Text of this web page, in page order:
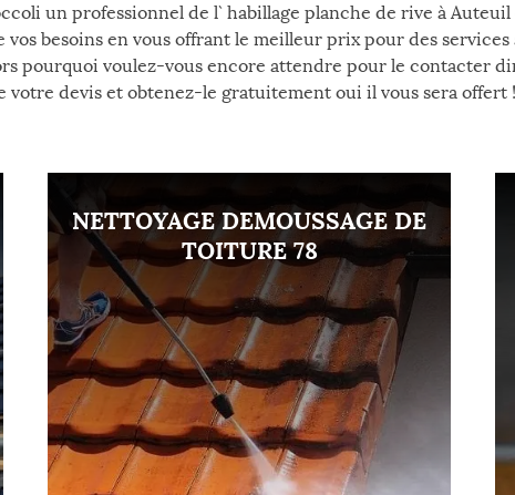
un professionnel de l` habillage planche de rive à Auteuil
besoins en vous offrant le meilleur prix pour des
pourquoi voulez-vous encore attendre pour le contacter
votre devis et obtenez-le gratuitement oui il vous sera offert
NETTOYAGE DEMOUSSAGE DE
TOITURE 78